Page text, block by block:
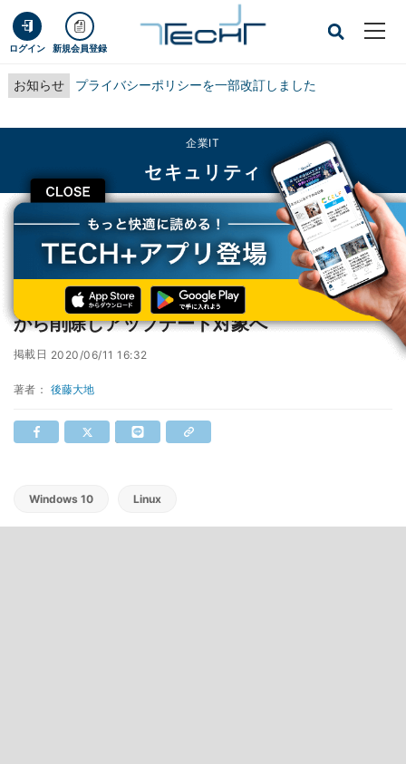
ログイン 新規会員登録
お知らせ プライバシーポリシーを一部改訂しました
CLOSE
企業IT
セキュリティ
TECH+ 企業IT
セキュリティ
Windows 10、LinuxカーネルをOSイメージから削除しアップデート対象へ
Windows 10、LinuxカーネルをOSイメージ
から削除しアップデート対象へ
掲載日 2020/06/11 16:32
著者： 後藤大地
Windows 10 Linux